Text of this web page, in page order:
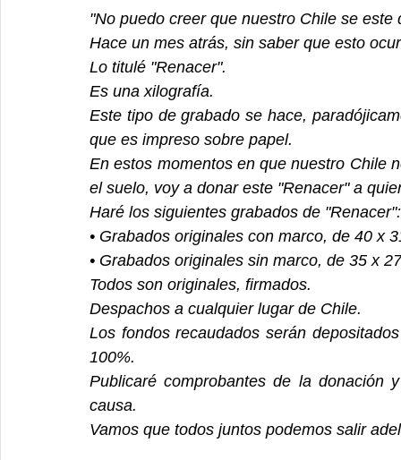
"No puedo creer que nuestro Chile se
Hace un mes atrás, sin saber que esto
Lo titulé "Renacer".
Es una xilografía.
Este tipo de grabado se hace,
que es impreso sobre papel.
En estos momentos en que nuestro Chile
el suelo, voy a donar este "Renacer" a
Haré los siguientes grabados de "Renacer":
• Grabados originales con marco, de 40 x
• Grabados originales sin marco, de 35 x
Todos son originales, firmados.
Despachos a cualquier lugar de Chile.
Los fondos recaudados serán
100%.
Publicaré comprobantes de la donación
causa.
Vamos que todos juntos podemos salir